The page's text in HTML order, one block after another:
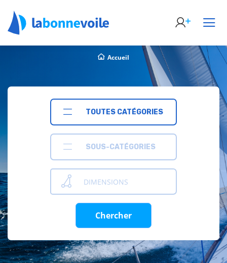
Accueil
TOUTES CATÉGORIES
SOUS-CATÉGORIES
DIMENSIONS
Chercher